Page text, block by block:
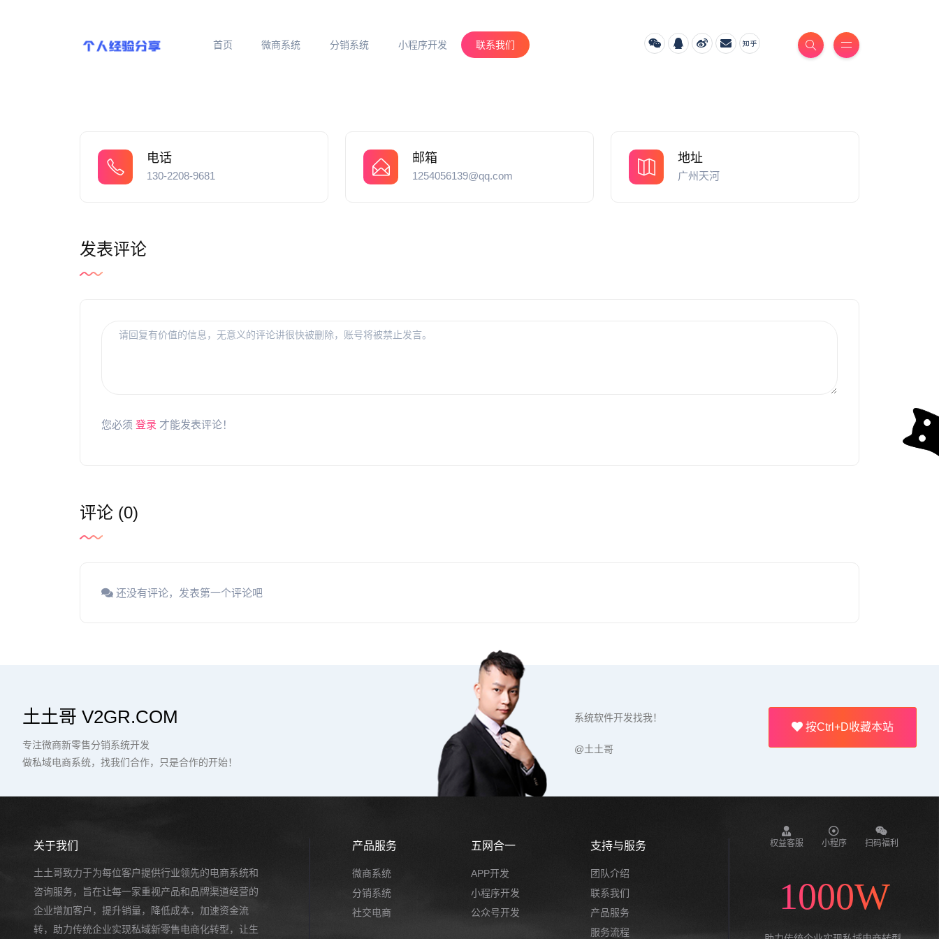
首页 微商系统 分销系统 小程序开发 联系我们
电话
130-2208-9681
邮箱
1254056139@qq.com
地址
广州天河
发表评论
您必须 登录 才能发表评论！
评论 (0)
还没有评论，发表第一个评论吧
土土哥 V2GR.COM
专注微商新零售分销系统开发
做私域电商系统，找我们合作，只是合作的开始！
按Ctrl+D收藏本站
系统软件开发找我！
@土土哥
关于我们
土土哥致力于为每位客户提供行业领先的电商系统和
咨询服务，旨在让每一家重视产品和品牌渠道经营的
企业增加客户，提升销量，降低成本，加速资金流
转，助力传统企业实现私域新零售电商化转型，让生
产品服务
微商系统
分销系统
社交电商
五网合一
APP开发
小程序开发
公众号开发
支持与服务
团队介绍
联系我们
产品服务
服务流程
权益客服 小程序 扫码福利
1000W